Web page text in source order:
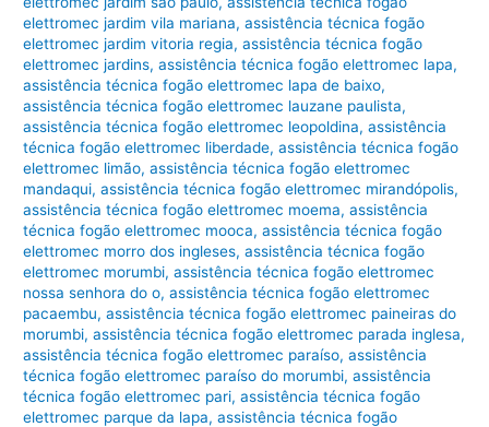
elettromec jardim vila mariana,assistência técnica fogão
elettromec jardim vitoria regia,assistência técnica fogão
elettromec jardins,assistência técnica fogão elettromec lapa,
assistência técnica fogão elettromec lapa de baixo,
assistência técnica fogão elettromec lauzane paulista,
assistência técnica fogão elettromec leopoldina,assistência
técnica fogão elettromec liberdade,assistência técnica fogão
elettromec limão,assistência técnica fogão elettromec
mandaqui,assistência técnica fogão elettromec mirandópolis,
assistência técnica fogão elettromec moema,assistência
técnica fogão elettromec mooca,assistência técnica fogão
elettromec morro dos ingleses,assistência técnica fogão
elettromec morumbi,assistência técnica fogão elettromec
nossa senhora do o,assistência técnica fogão elettromec
pacaembu,assistência técnica fogão elettromec paineiras do
morumbi,assistência técnica fogão elettromec parada inglesa,
assistência técnica fogão elettromec paraíso,assistência
técnica fogão elettromec paraíso do morumbi,assistência
técnica fogão elettromec pari,assistência técnica fogão
elettromec parque da lapa,assistência técnica fogão